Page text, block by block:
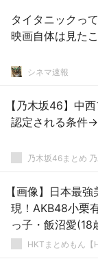
タイタニックっ
映画自体は見た
シネマ速報
【乃木坂46】中
認定される条件
乃木坂46まとめ 乃
【画像】日本最
現！AKB48小栗
っ子・飯沼愛(18
HKTまとめもん【